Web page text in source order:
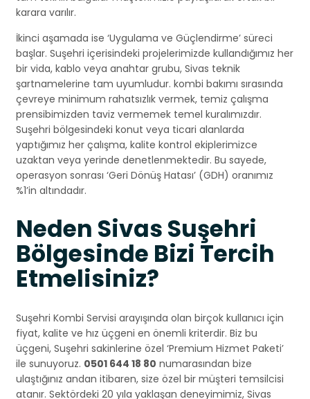
karara varılır.
İkinci aşamada ise ‘Uygulama ve Güçlendirme’ süreci
başlar. Suşehri içerisindeki projelerimizde kullandığımız her
bir vida, kablo veya anahtar grubu, Sivas teknik
şartnamelerine tam uyumludur. kombi bakımı sırasında
çevreye minimum rahatsızlık vermek, temiz çalışma
prensibimizden taviz vermemek temel kuralımızdır.
Suşehri bölgesindeki konut veya ticari alanlarda
yaptığımız her çalışma, kalite kontrol ekiplerimizce
uzaktan veya yerinde denetlenmektedir. Bu sayede,
operasyon sonrası ‘Geri Dönüş Hatası’ (GDH) oranımız
%1’in altındadır.
Neden Sivas Suşehri
Bölgesinde Bizi Tercih
Etmelisiniz?
Suşehri Kombi Servisi arayışında olan birçok kullanıcı için
fiyat, kalite ve hız üçgeni en önemli kriterdir. Biz bu
üçgeni, Suşehri sakinlerine özel ‘Premium Hizmet Paketi’
ile sunuyoruz. 0501 644 18 80 numarasından bize
ulaştığınız andan itibaren, size özel bir müşteri temsilcisi
atanır. Sektördeki 20 yıla yaklaşan deneyimimiz, Sivas